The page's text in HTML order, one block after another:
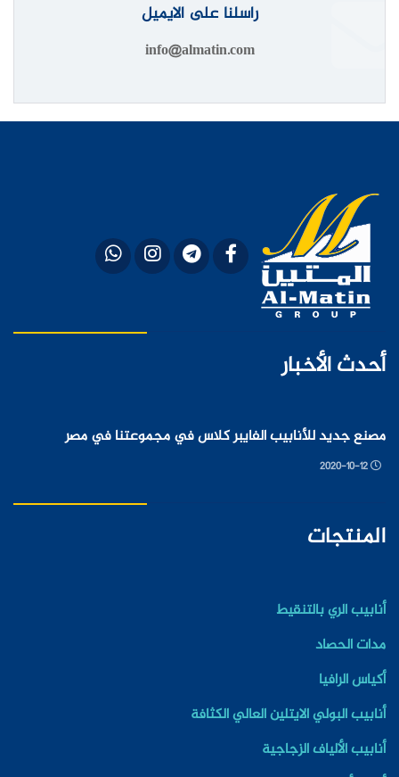
راسلنا على الايميل
info@almatin.com
أحدث الأخبار
مصنع جديد للأنابيب الفايبر كلاس في مجموعتنا في مصر
المنتجات
أنابيب الري بالتنقيط
مدات الحصاد
أكياس الرافيا
أنابيب البولي الايتلين العالي الكثافة
أنابيب الألياف الزجاجية